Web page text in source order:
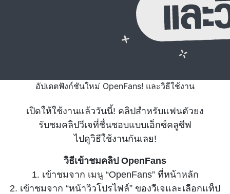
อัปเดตฟังก์ชันใหม่ OpenFans! และวิธีใช้งาน
เปิดให้ใช้งานแล้ววันนี้! คลิปสำหรับแฟนตัวยง
รับชมคลิปวีเจที่ชื่นชอบแบบเอ็กซ์คลูซีฟ
ไปดูวิธีใช้งานกันเลย!
วิธีเข้าชมคลิป OpenFans
1. เข้าชมจาก เมนู “OpenFans” ที่หน้าหลัก
2. เข้าชมจาก “หน้าวิวโปรไฟล์” ของวีเจและเลือกแท็ป